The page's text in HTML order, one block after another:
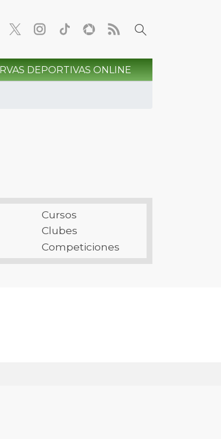
DEPORTIVAS ONLINE
Cursos
Clubes
Competiciones